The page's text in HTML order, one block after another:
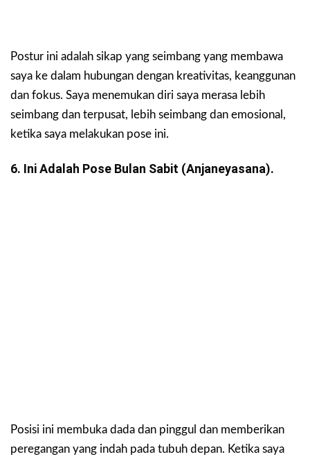
Postur ini adalah sikap yang seimbang yang membawa
saya ke dalam hubungan dengan kreativitas, keanggunan
dan fokus. Saya menemukan diri saya merasa lebih
seimbang dan terpusat, lebih seimbang dan emosional,
ketika saya melakukan pose ini.
6. Ini Adalah Pose Bulan Sabit (anjaneyasana).
Posisi ini membuka dada dan pinggul dan memberikan
peregangan yang indah pada tubuh depan. Ketika saya